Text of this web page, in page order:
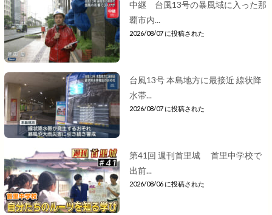
中継 台風13号の暴風域に入った那
覇市内...
2026/08/07 に投稿された
台風13号 本島地方に最接近 線状降
水帯...
2026/08/07 に投稿された
第41回 週刊首里城 首里中学校で
出前...
2026/08/06 に投稿された